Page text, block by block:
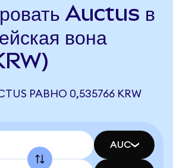
Auctus в
вона
РАВНО 0,535766 KRW
AUC